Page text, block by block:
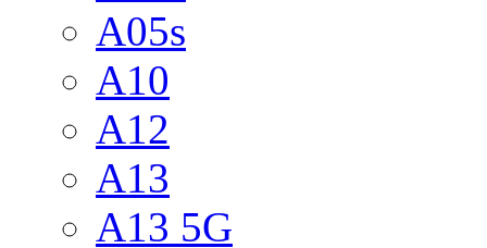
A05s
A10
A12
A13
A13 5G